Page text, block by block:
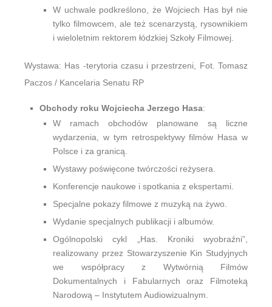
W uchwale podkreślono, że Wojciech Has był nie
tylko filmowcem, ale też scenarzystą, rysownikiem
i wieloletnim rektorem łódzkiej Szkoły Filmowej.
Wystawa: Has -terytoria czasu i przestrzeni, Fot. Tomasz
Paczos / Kancelaria Senatu RP
Obchody roku Wojciecha Jerzego Hasa:
W ramach obchodów planowane są liczne
wydarzenia, w tym retrospektywy filmów Hasa w
Polsce i za granicą.
Wystawy poświęcone twórczości reżysera.
Konferencje naukowe i spotkania z ekspertami.
Specjalne pokazy filmowe z muzyką na żywo.
Wydanie specjalnych publikacji i albumów.
Ogólnopolski cykl „Has. Kroniki wyobraźni”,
realizowany przez Stowarzyszenie Kin Studyjnych
we współpracy z Wytwórnią Filmów
Dokumentalnych i Fabularnych oraz Filmoteką
Narodową – Instytutem Audiowizualnym.